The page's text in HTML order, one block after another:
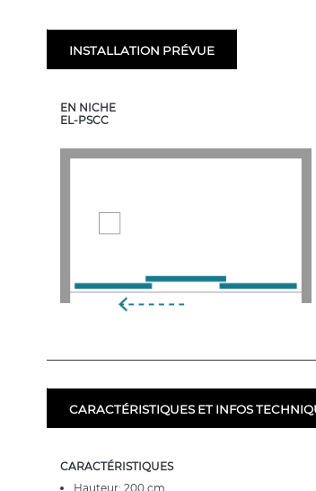
INSTALLATION PRÉVUE
EN NICHE
EL-PSCC
CARACTÉRISTIQUES ET INFOS
CARACTÉRISTIQUES
Hauteur: 200 cm